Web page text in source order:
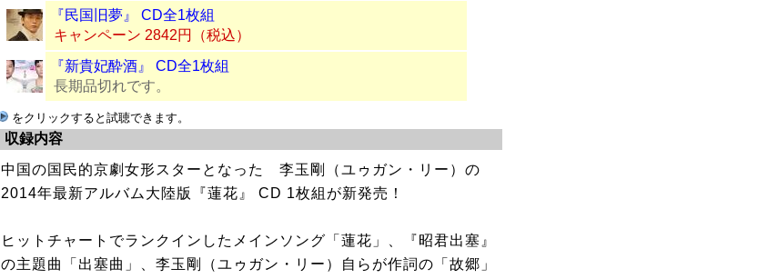
『民国旧夢』 CD全1枚組
キャンペーン 2842円（税込）
『新貴妃酔酒』 CD全1枚組
長期品切れです。
をクリックすると試聴できます。
収録内容
中国の国民的京劇女形スターとなった 李玉剛（ユゥガン・リー）の
2014年最新アルバム大陸版『蓮花』 CD 1枚組が新発売！
ヒットチャートでランクインしたメインソング「蓮花」、『昭君出塞』
の主題曲「出塞曲」、李玉剛（ユゥガン・リー）自らが作詞の「故郷」